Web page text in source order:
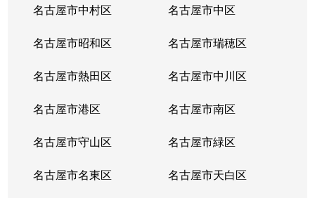
名古屋市中村区 名古屋市中区
名古屋市昭和区 名古屋市瑞穂区
名古屋市熱田区 名古屋市中川区
名古屋市港区 名古屋市南区
名古屋市守山区 名古屋市緑区
名古屋市名東区 名古屋市天白区